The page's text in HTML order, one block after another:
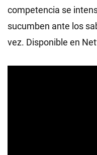
competencia se
sucumben ante los
vez. Disponible en